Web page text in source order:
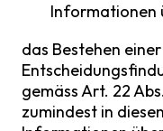
Informationen
das Bestehen
gemäss Art. 22
zumindest in